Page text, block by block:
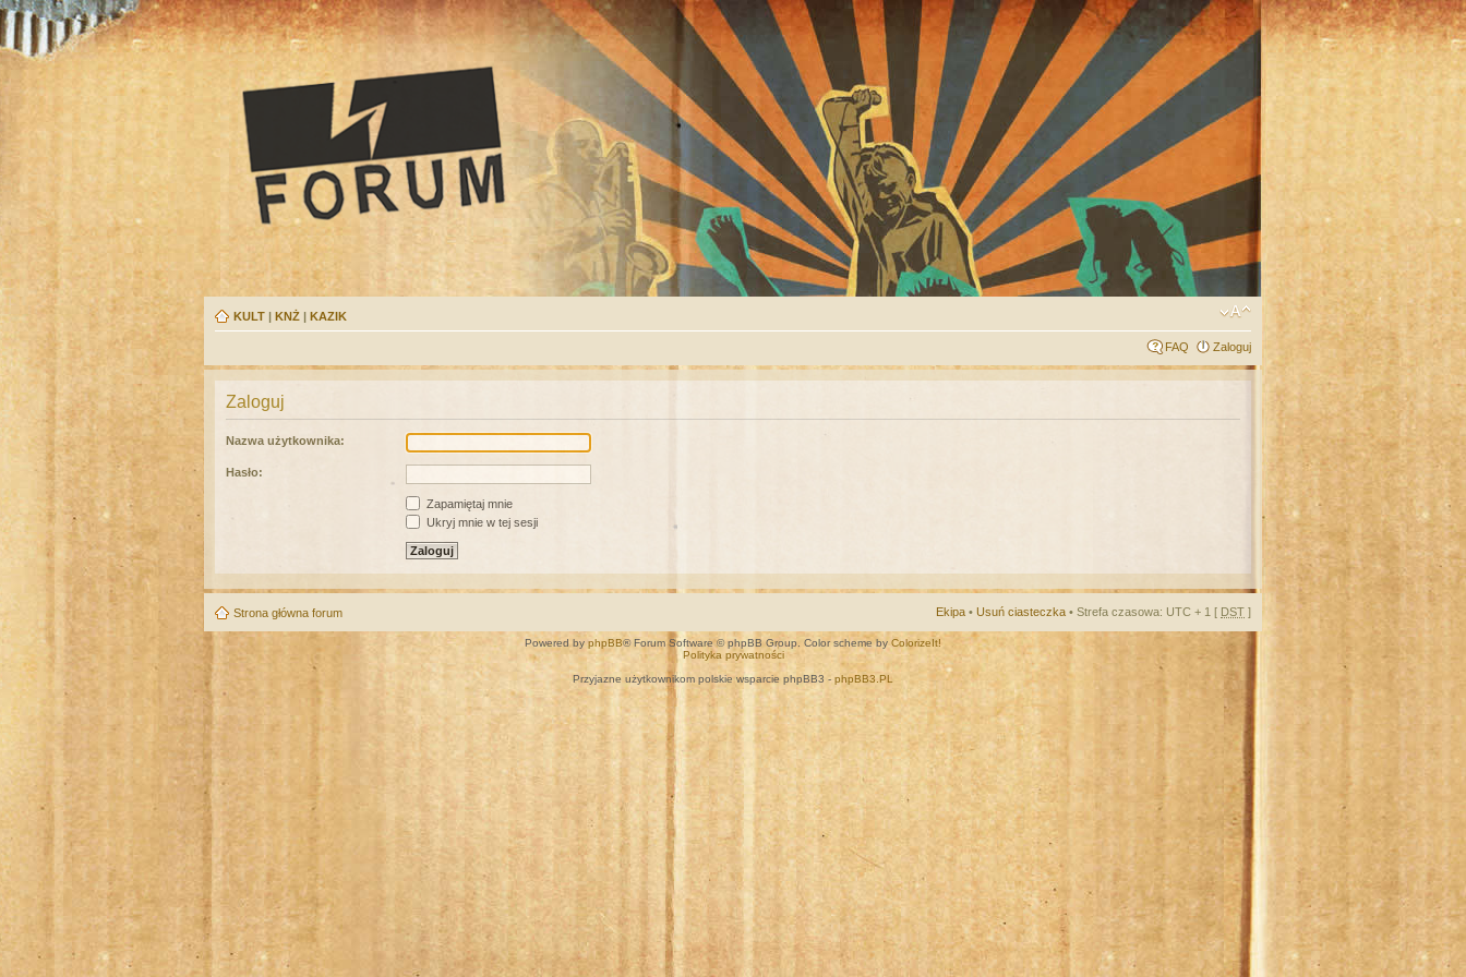
KULT | KNŻ | KAZIK
FAQ Zaloguj
Zaloguj
Nazwa użytkownika:
Hasło:
Zapamiętaj mnie
Ukryj mnie w tej sesji
Strona główna forum Ekipa • Usuń ciasteczka • Strefa czasowa: UTC + 1 [ DST ]
Powered by phpBB® Forum Software © phpBB Group. Color scheme by ColorizeIt!
Polityka prywatności
Przyjazne użytkownikom polskie wsparcie phpBB3 - phpBB3.PL